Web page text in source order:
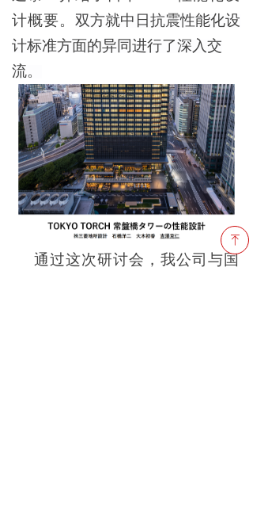
ꁸ
计概要。 双方就中日抗震性能化设
计标准方面的异同进行了深入交
流。
通过这次研讨会，我公司与国